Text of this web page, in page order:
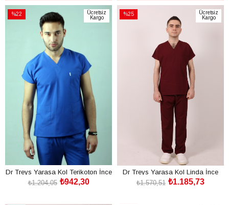
%22
Ücretsiz
Kargo
Dr Treys Yarasa Kol Terikoton İnce
Kumaş Nöbet Takımı
₺942,30
₺1.204,05
%25
Ücretsiz
Kargo
Dr Treys Yarasa Kol Linda İnce
Esnek Kumaş Nöbet Takımı
₺1.185,73
₺1.570,51